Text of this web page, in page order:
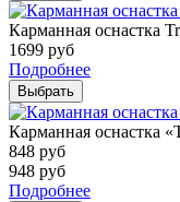
Карманная оснастка
1699 руб
Подробнее
Выбрать
Карманная оснастка
848 руб
948 руб
Подробнее